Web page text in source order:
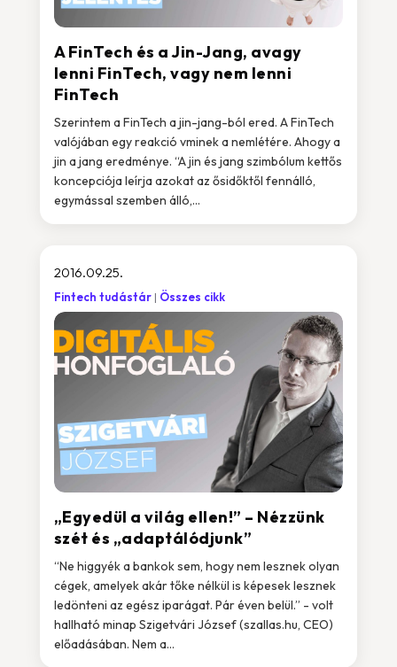
A FinTech és a Jin-Jang, avagy
lenni FinTech, vagy nem lenni
FinTech
Szerintem a FinTech a jin-jang-ból ered. A FinTech
valójában egy reakció vminek a nemlétére. Ahogy a
jin a jang eredménye. “A jin és jang szimbólum kettős
koncepciója leírja azokat az ősidőktől fennálló,
egymással szemben álló,...
„Egyedül a világ ellen!” – Nézzünk
szét és „adaptálódjunk”
2016.09.25.
Fintech tudástár Összes cikk
“Ne higgyék a bankok sem, hogy nem lesznek olyan
cégek, amelyek akár tőke nélkül is képesek lesznek
ledönteni az egész iparágat. Pár éven belül.” - volt
hallható minap Szigetvári József (szallas.hu, CEO)
előadásában. Nem a...